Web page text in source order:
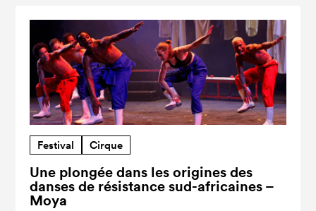
Festival Cirque
Une plongée dans les origines des
danses de résistance sud-africaines –
Moya